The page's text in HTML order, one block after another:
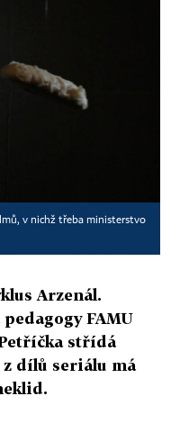
v nichž třeba ministerstvo
Arzenál.
FAMU
střídá
z dílů seriálu má